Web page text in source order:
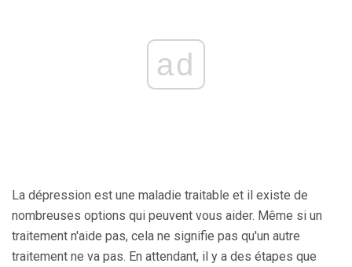
ad
La dépression est une maladie traitable et il existe de
nombreuses options qui peuvent vous aider. Même si un
traitement n'aide pas, cela ne signifie pas qu'un autre
traitement ne va pas. En attendant, il y a des étapes que